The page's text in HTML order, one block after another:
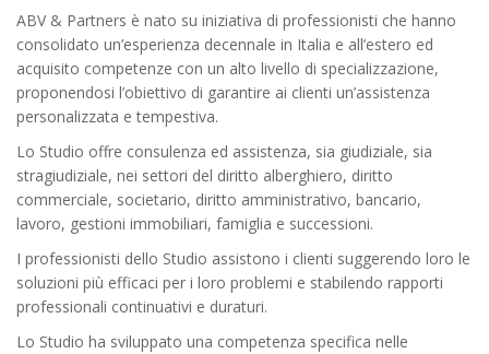
ABV & Partners è nato su iniziativa di professionisti che hanno
consolidato un’esperienza decennale in Italia e all’estero ed
acquisito competenze con un alto livello di specializzazione,
proponendosi l’obiettivo di garantire ai clienti un’assistenza
personalizzata e tempestiva.
Lo Studio offre consulenza ed assistenza, sia giudiziale, sia
stragiudiziale, nei settori del diritto alberghiero, diritto
commerciale, societario, diritto amministrativo, bancario,
lavoro, gestioni immobiliari, famiglia e successioni.
I professionisti dello Studio assistono i clienti suggerendo loro le
soluzioni più efficaci per i loro problemi e stabilendo rapporti
professionali continuativi e duraturi.
Lo Studio ha sviluppato una competenza specifica nelle